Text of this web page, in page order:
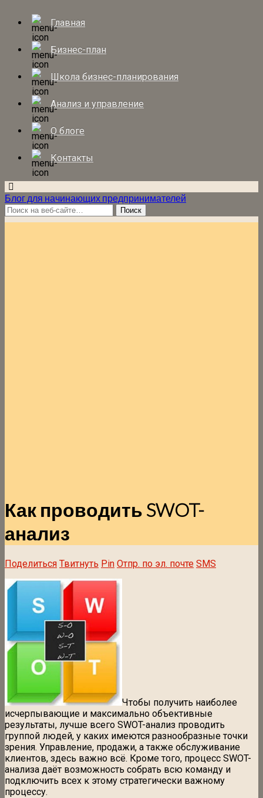
Главная
Бизнес-план
Школа бизнес-планирования
Анализ и управление
О блоге
Контакты
Блог для начинающих предпринимателей
Как проводить SWOT-
анализ
Поделиться Твитнуть Pin Отпр. по эл. почте SMS
Чтобы получить наиболее
исчерпывающие и максимально объективные
результаты, лучше всего SWOT-анализ проводить
группой людей, у каких имеются разнообразные точки
зрения. Управление, продажи, а также обслуживание
клиентов, здесь важно всё. Кроме того, процесс SWOT-
анализа даёт возможность собрать всю команду и
подключить всех к этому стратегически важному
процессу.